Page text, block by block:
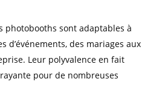
photobooths sont adaptables à
d’événements, des mariages aux
Leur polyvalence en fait
pour de nombreuses